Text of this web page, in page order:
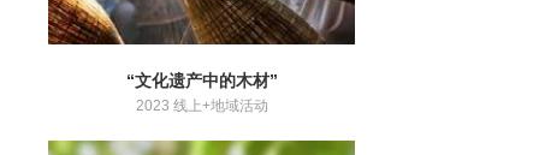
“文化遗产中的木材”
2023 线上+地域活动